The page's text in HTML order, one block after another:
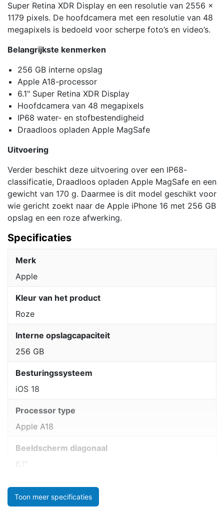
Super Retina XDR Display en een resolutie van 2556 x
1179 pixels. De hoofdcamera met een resolutie van 48
megapixels is bedoeld voor scherpe foto’s en video’s.
Belangrijkste kenmerken
256 GB interne opslag
Apple A18-processor
6.1" Super Retina XDR Display
Hoofdcamera van 48 megapixels
IP68 water- en stofbestendigheid
Draadloos opladen Apple MagSafe
Uitvoering
Verder beschikt deze uitvoering over een IP68-
classificatie, Draadloos opladen Apple MagSafe en een
gewicht van 170 g. Daarmee is dit model geschikt voor
wie gericht zoekt naar de Apple iPhone 16 met 256 GB
opslag en een roze afwerking.
Specificaties
Merk
Apple
Kleur van het product
Roze
Interne opslagcapaciteit
256 GB
Besturingssysteem
iOS 18
Processor type
Apple A18
Beeldscherm diagonaal
6.1"
Toon meer specificaties